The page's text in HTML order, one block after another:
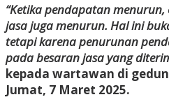
“Ketika pendapatan
jasa juga menurun. Hal ini
tetapi karena penurunan
pada besaran jasa yang
kepada wartawan di
Jumat, 7 Maret 2025.